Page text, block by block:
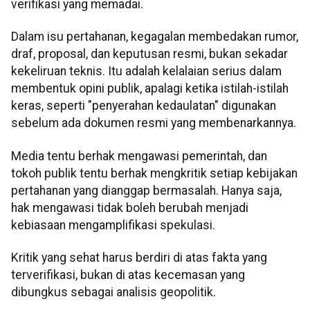
verifikasi yang memadai.
Dalam isu pertahanan, kegagalan membedakan rumor,
draf, proposal, dan keputusan resmi, bukan sekadar
kekeliruan teknis. Itu adalah kelalaian serius dalam
membentuk opini publik, apalagi ketika istilah-istilah
keras, seperti "penyerahan kedaulatan" digunakan
sebelum ada dokumen resmi yang membenarkannya.
Media tentu berhak mengawasi pemerintah, dan
tokoh publik tentu berhak mengkritik setiap kebijakan
pertahanan yang dianggap bermasalah. Hanya saja,
hak mengawasi tidak boleh berubah menjadi
kebiasaan mengamplifikasi spekulasi.
Kritik yang sehat harus berdiri di atas fakta yang
terverifikasi, bukan di atas kecemasan yang
dibungkus sebagai analisis geopolitik.